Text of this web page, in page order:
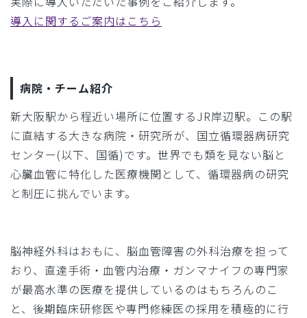
導入に関するご案内はこちら
病院・チーム紹介
新大阪駅から程近い場所に位置するJR岸辺駅。この駅
に直結する大きな病院・研究所が、国立循環器病研究
センター(以下、国循)です。世界でも類を見ない脳と
心臓血管に特化した医療機関として、循環器病の研究
と制圧に挑んでいます。
脳神経外科はおもに、脳血管障害の外科治療を担って
おり、直達手術・血管内治療・ガンマナイフの専門家
が最高水準の医療を提供しているのはもちろんのこ
と、後期臨床研修医や専門修練医の採用を積極的に行